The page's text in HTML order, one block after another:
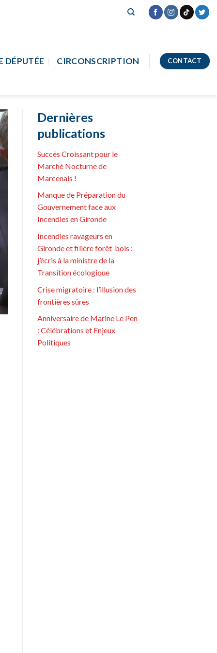
DÉPUTÉE CIRCONSCRIPTION CONTACT
Dernières
publications
Succès Croissant pour le
Marché Nocturne de
Marcenais !
Manque de Préparation du
Gouvernement face aux
Incendies en Gironde
Incendies ravageurs en
Gironde et filière forêt-bois :
j’écris à la ministre de la
Transition écologique
Crise migratoire : l’illusion des
frontières sûres
Anniversaire de Marine Le Pen
: Célébrations et Enjeux
Politiques